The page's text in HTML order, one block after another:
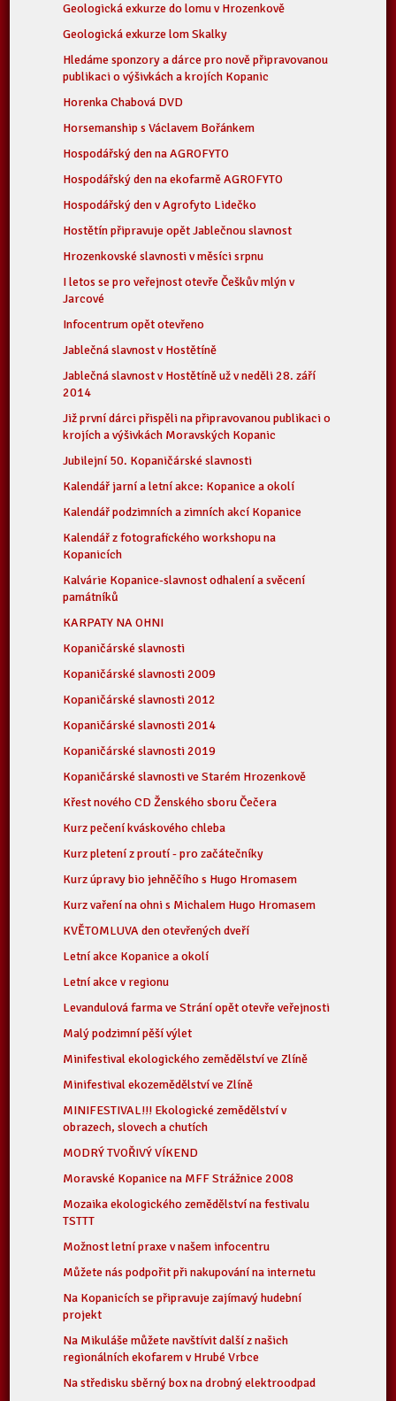
Geologická exkurze do lomu v Hrozenkově
Geologická exkurze lom Skalky
Hledáme sponzory a dárce pro nově připravovanou
publikaci o výšivkách a krojích Kopanic
Horenka Chabová DVD
Horsemanship s Václavem Bořánkem
Hospodářský den na AGROFYTO
Hospodářský den na ekofarmě AGROFYTO
Hospodářský den v Agrofyto Lidečko
Hostětín připravuje opět Jablečnou slavnost
Hrozenkovské slavnosti v měsíci srpnu
I letos se pro veřejnost otevře Češkův mlýn v
Jarcové
Infocentrum opět otevřeno
Jablečná slavnost v Hostětíně
Jablečná slavnost v Hostětíně už v neděli 28. září
2014
Již první dárci přispěli na připravovanou publikaci o
krojích a výšivkách Moravských Kopanic
Jubilejní 50. Kopaničárské slavnosti
Kalendář jarní a letní akce: Kopanice a okolí
Kalendář podzimních a zimních akcí Kopanice
Kalendář z fotografického workshopu na
Kopanicích
Kalvárie Kopanice-slavnost odhalení a svěcení
památníků
KARPATY NA OHNI
Kopaničárské slavnosti
Kopaničárské slavnosti 2009
Kopaničárské slavnosti 2012
Kopaničárské slavnosti 2014
Kopaničárské slavnosti 2019
Kopaničárské slavnosti ve Starém Hrozenkově
Křest nového CD Ženského sboru Čečera
Kurz pečení kváskového chleba
Kurz pletení z proutí - pro začátečníky
Kurz úpravy bio jehněčího s Hugo Hromasem
Kurz vaření na ohni s Michalem Hugo Hromasem
KVĚTOMLUVA den otevřených dveří
Letní akce Kopanice a okolí
Letní akce v regionu
Levandulová farma ve Strání opět otevře veřejnosti
Malý podzimní pěší výlet
Minifestival ekologického zemědělství ve Zlíně
Minifestival ekozemědělství ve Zlíně
MINIFESTIVAL!!! Ekologické zemědělství v
obrazech, slovech a chutích
MODRÝ TVOŘIVÝ VÍKEND
Moravské Kopanice na MFF Strážnice 2008
Mozaika ekologického zemědělství na festivalu
TSTTT
Možnost letní praxe v našem infocentru
Můžete nás podpořit při nakupování na internetu
Na Kopanicích se připravuje zajímavý hudební
projekt
Na Mikuláše můžete navštívit další z našich
regionálních ekofarem v Hrubé Vrbce
Na středisku sběrný box na drobný elektroodpad